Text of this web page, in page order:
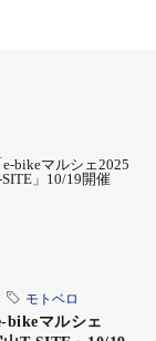
モトベロ
bikeマルシェ